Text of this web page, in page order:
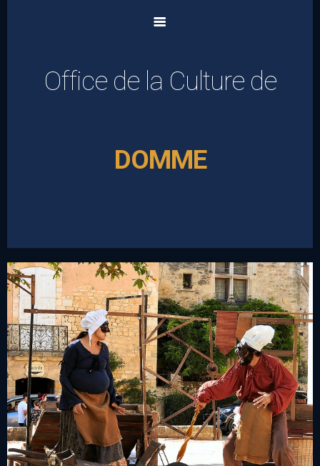
Office de la Culture de
DOMME
OCD
Domme
Agenda